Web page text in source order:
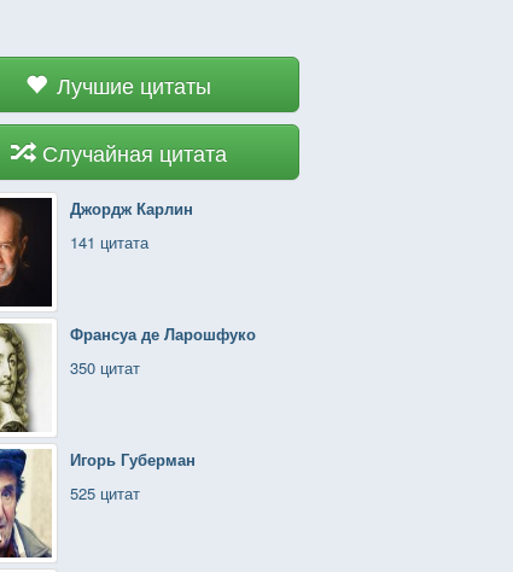
Лучшие цитаты
Случайная цитата
Джордж Карлин
141 цитата
Франсуа де Ларошфуко
350 цитат
Игорь Губерман
525 цитат